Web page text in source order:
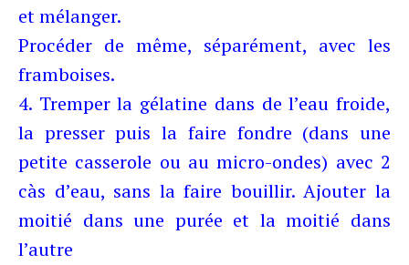
et mélanger.
Procéder de même, séparément, avec les
framboises.
4. Tremper la gélatine dans de l’eau froide,
la presser puis la faire fondre (dans une
petite casserole ou au micro-ondes) avec 2
càs d’eau, sans la faire bouillir. Ajouter la
moitié dans une purée et la moitié dans
l’autre